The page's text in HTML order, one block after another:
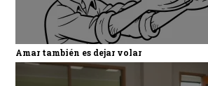
Amar también es dejar volar